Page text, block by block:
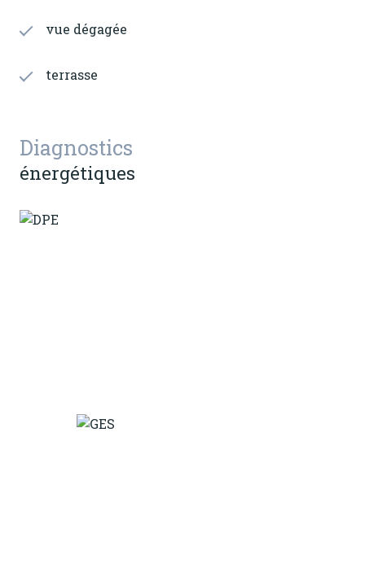
vue dégagée
terrasse
Diagnostics
énergétiques